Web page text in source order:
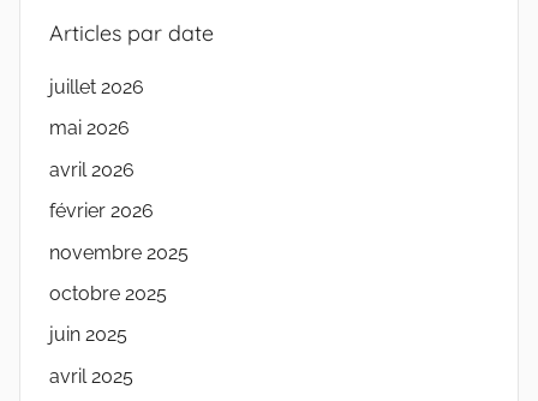
Articles par date
juillet 2026
mai 2026
avril 2026
février 2026
novembre 2025
octobre 2025
juin 2025
avril 2025